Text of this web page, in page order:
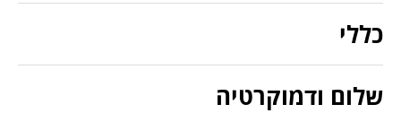
כללי
שלום ודמוקרטיה